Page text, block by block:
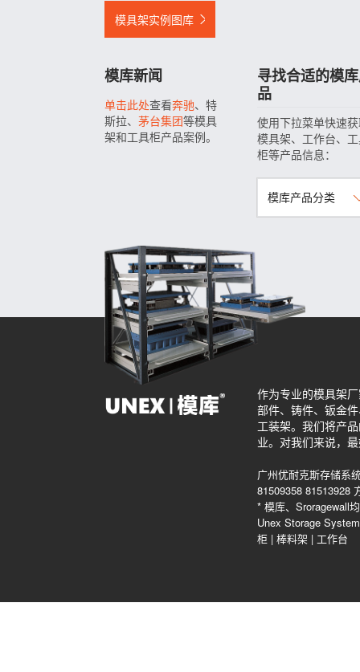
模具架实例图库
模库新闻
单击此处查看奔驰、特
斯拉、 茅台集团等模具
架和工具柜产品案例。
寻找合适的模
品
使用下拉菜单快速
模具架、工作台、
柜等产品信息：
模库产品分类
作为专业的模具架
部件、铸件、钣金
工装架。我们将产
业。对我们来说，
广州优耐克斯存储系
81509358 81513928
* 模库、Sroragewall
Unex Storage
柜 | 棒料架 | 工作台